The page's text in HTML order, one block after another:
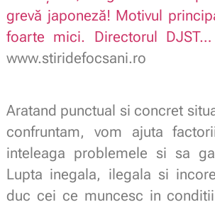
grevă japoneză! Motivul
foarte mici. Directorul DJST…
www.stiridefocsani.ro
Aratand punctual si concret
confruntam, vom ajuta
inteleaga problemele si sa
Lupta inegala, ilegala si
duc cei ce muncesc in